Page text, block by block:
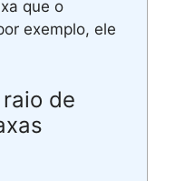
que o
exemplo, ele
de